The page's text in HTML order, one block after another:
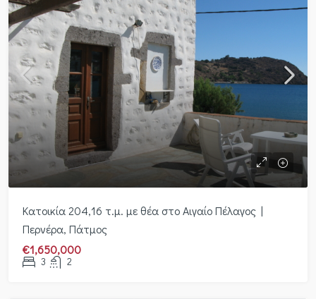
Κατοικία 204,16 τ.μ. με θέα στο Αιγαίο Πέλαγος |
Περνέρα, Πάτμος
€1,650,000
3 2